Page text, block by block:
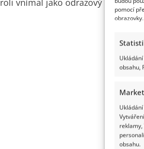
pomocí
obrazovky.
obsahu,
obsahu.